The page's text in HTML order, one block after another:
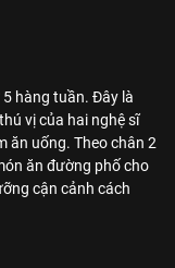
hàng tuần. Đây là
vị của hai nghệ sĩ
ăn uống. Theo chân 2
ăn đường phố cho
cận cảnh cách